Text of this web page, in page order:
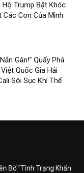
Hộ Trump Bật Khóc
Con Của Mình
Gân!” Quấy Phá
Quốc Gia Hải
Sôi Sục Khí Thế
Bố “Tình Trạng Khẩn